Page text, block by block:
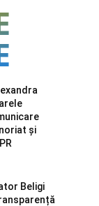
și
Beligi